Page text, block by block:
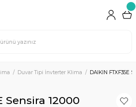
Duvar Tipi İnvterter Klima DAIKIN FTXF35E
Sensira 12000